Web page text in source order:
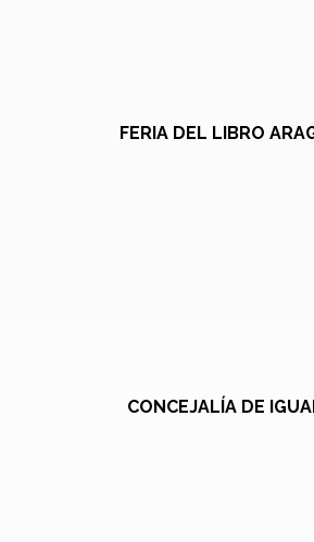
FERIA DEL LIBRO
CONCEJALÍA DE